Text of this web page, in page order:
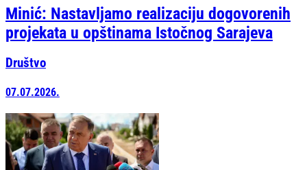
Minić: Nastavljamo realizaciju dogovorenih
projekata u opštinama Istočnog Sarajeva
Društvo
07.07.2026.